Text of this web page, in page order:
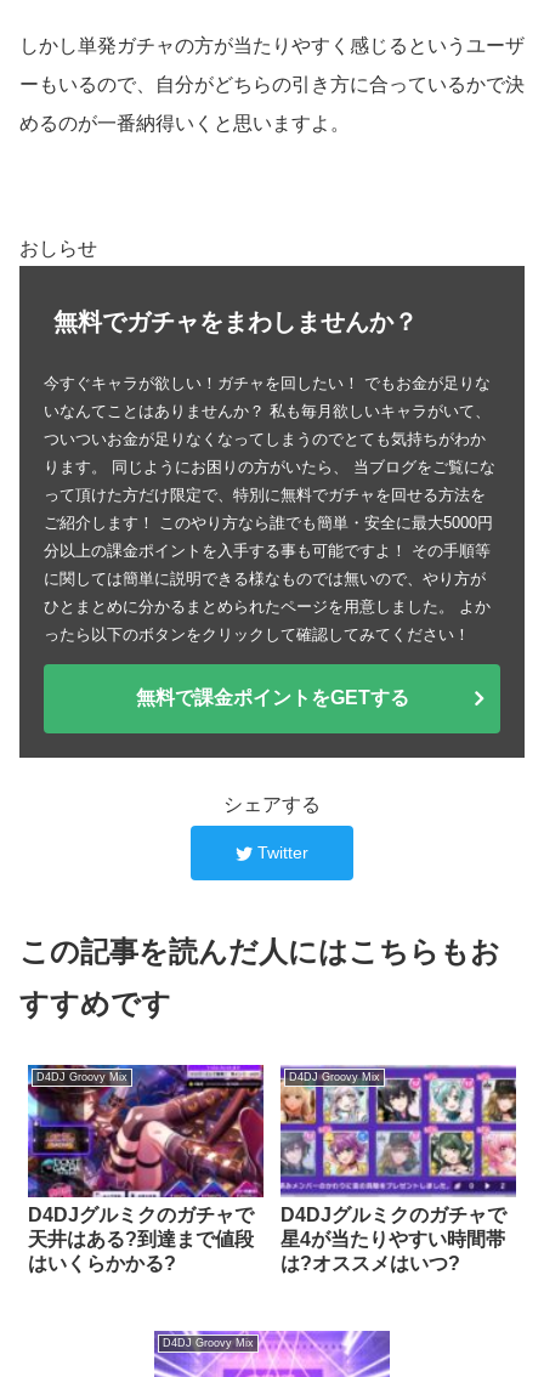
しかし単発ガチャの方が当たりやすく感じるというユーザ
ーもいるので、自分がどちらの引き方に合っているかで決
めるのが一番納得いくと思いますよ。
おしらせ
無料でガチャをまわしませんか？
今すぐキャラが欲しい！ガチャを回したい！ でもお金が足りな
いなんてことはありませんか？ 私も毎月欲しいキャラがいて、
ついついお金が足りなくなってしまうのでとても気持ちがわか
ります。 同じようにお困りの方がいたら、 当ブログをご覧にな
って頂けた方だけ限定で、特別に無料でガチャを回せる方法を
ご紹介します！ このやり方なら誰でも簡単・安全に最大5000円
分以上の課金ポイントを入手する事も可能ですよ！ その手順等
に関しては簡単に説明できる様なものでは無いので、やり方が
ひとまとめに分かるまとめられたページを用意しました。 よか
ったら以下のボタンをクリックして確認してみてください！
無料で課金ポイントをGETする
シェアする
Twitter
この記事を読んだ人にはこちらもお
すすめです
D4DJ Groovy Mix
D4DJグルミクのガチャで
天井はある?到達まで値段
はいくらかかる?
D4DJ Groovy Mix
D4DJグルミクのガチャで
星4が当たりやすい時間帯
は?オススメはいつ?
D4DJ Groovy Mix